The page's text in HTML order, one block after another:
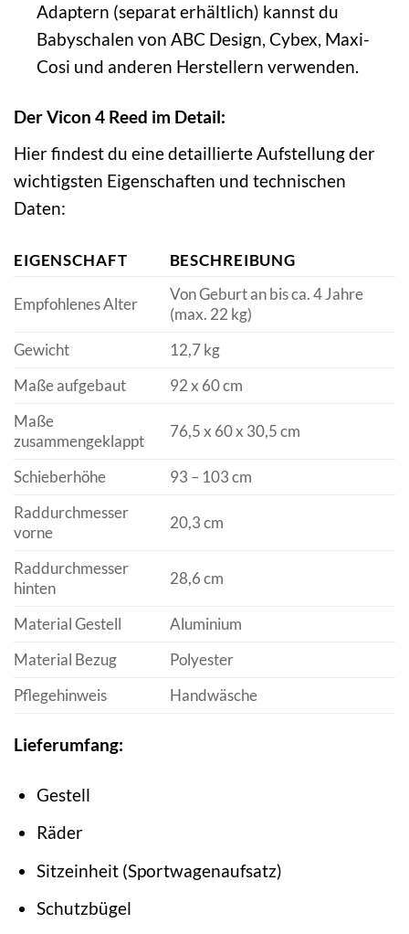
Adaptern (separat erhältlich) kannst du
Babyschalen von ABC Design, Cybex, Maxi-
Cosi und anderen Herstellern verwenden.
Der Vicon 4 Reed im Detail:
Hier findest du eine detaillierte Aufstellung der
wichtigsten Eigenschaften und technischen
Daten:
EIGENSCHAFT BESCHREIBUNG
Empfohlenes Alter
Von Geburt an bis ca. 4 Jahre
(max. 22 kg)
Gewicht
12,7 kg
Maße aufgebaut
92 x 60 cm
Maße
zusammengeklappt
76,5 x 60 x 30,5 cm
Schieberhöhe
93 – 103 cm
Raddurchmesser
vorne
20,3 cm
Raddurchmesser
hinten
28,6 cm
Material Gestell
Aluminium
Material Bezug
Polyester
Pflegehinweis
Handwäsche
Lieferumfang:
Gestell
Räder
Sitzeinheit (Sportwagenaufsatz)
Schutzbügel